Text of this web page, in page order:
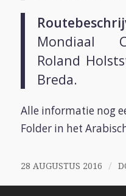
Mondiaal
Roland
Breda.
Alle informatie nog
Folder in het
28 AUGUSTUS 2016 /